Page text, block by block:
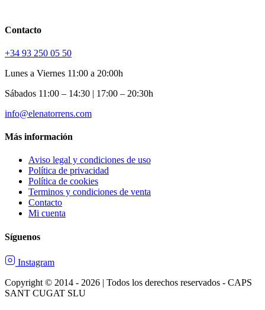
Contacto
+34 93 250 05 50
Lunes a Viernes 11:00 a 20:00h
Sábados 11:00 – 14:30 | 17:00 – 20:30h
info@elenatorrens.com
Más información
Aviso legal y condiciones de uso
Política de privacidad
Política de cookies
Terminos y condiciones de venta
Contacto
Mi cuenta
Síguenos
Instagram
Copyright © 2014 - 2026 | Todos los derechos reservados - CAPS
SANT CUGAT SLU